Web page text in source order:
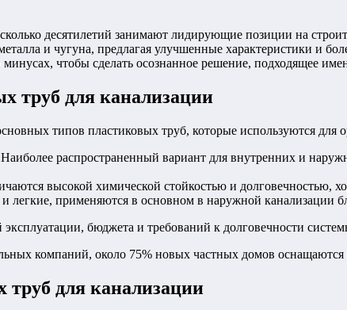
десятилетий занимают лидирующие позиции на
и чугуна, предлагая улучшенные характеристики и
чтобы сделать осознанное решение, подходящее
труб для канализации
типов пластиковых труб, которые используются для
Наиболее распространенный вариант для внутренних и
высокой химической стойкостью и долговечностью,
легкие, применяются в основном в наружной канализации
бюджета и требований к долговечности
компаний, около 75% новых частных домов
для канализации